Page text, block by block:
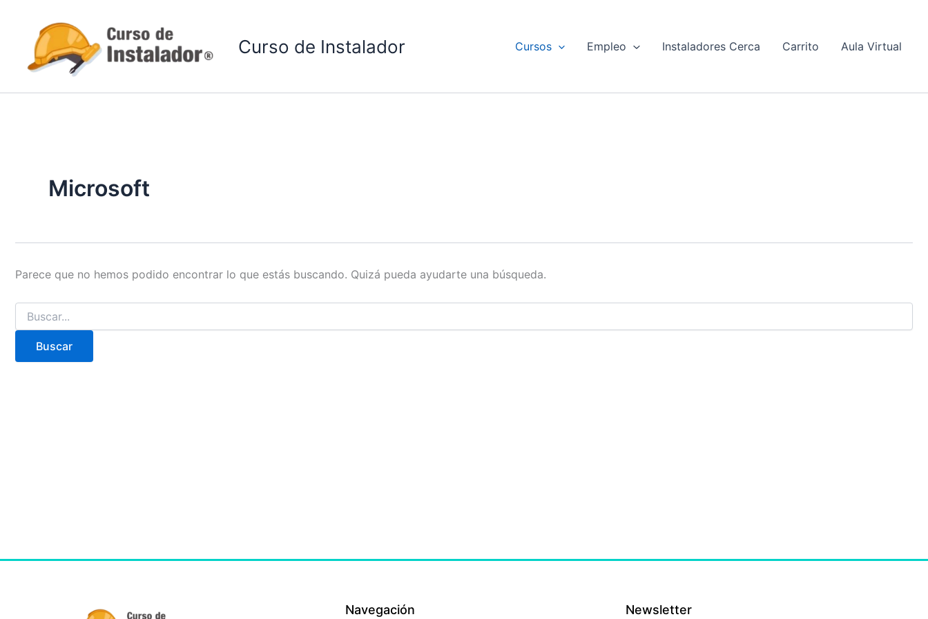
contenido
Curso de Instalador Cursos Empleo Instaladores Cerca Carrito Aula Virtual
Microsoft
Parece que no hemos podido encontrar lo que estás buscando. Quizá pueda ayudarte una búsqueda.
Navegación Newsletter